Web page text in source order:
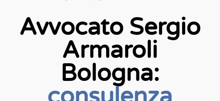
Avvocato Sergio
Armaroli
Bologna: